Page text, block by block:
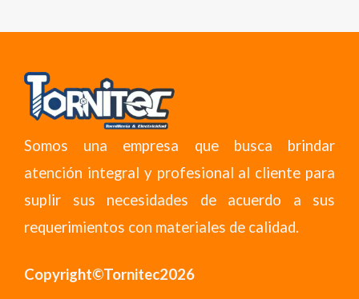
Somos una empresa que busca brindar
atención integral y profesional al cliente para
suplir sus necesidades de acuerdo a sus
requerimientos con materiales de calidad.
Copyright©Tornitec2026